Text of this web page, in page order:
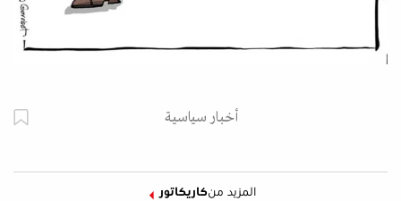
أخبار سياسية
المزيد منكاريكاتور